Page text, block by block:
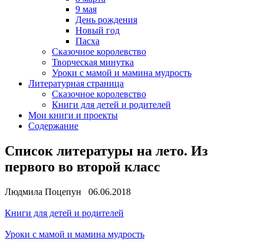
9 мая
День рождения
Новый год
Пасха
Сказочное королевство
Творческая минутка
Уроки с мамой и мамина мудрость
Литературная страница
Сказочное королевство
Книги для детей и родителей
Мои книги и проекты
Содержание
Список литературы на лето. Из
первого во второй класс
Людмила Поцепун 06.06.2018
Книги для детей и родителей
Уроки с мамой и мамина мудрость